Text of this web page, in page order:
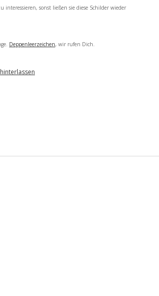
interessieren, sonst ließen sie diese Schilder wieder
Deppenleerzeichen, wir rufen Dich.